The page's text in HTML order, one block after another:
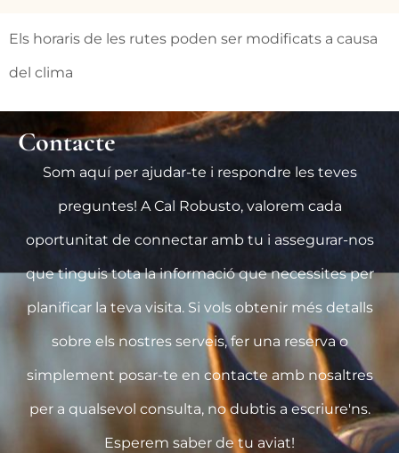
Els horaris de les rutes poden ser modificats a causa
del clima
Contacte
Som aquí per ajudar-te i respondre les teves
preguntes! A Cal Robusto, valorem cada
oportunitat de connectar amb tu i assegurar-nos
que tinguis tota la informació que necessites per
planificar la teva visita. Si vols obtenir més detalls
sobre els nostres serveis, fer una reserva o
simplement posar-te en contacte amb nosaltres
per a qualsevol consulta, no dubtis a escriure'ns.
Esperem saber de tu aviat!